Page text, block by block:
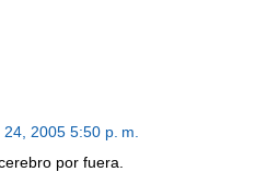
2005 5:50 p. m.
por fuera.